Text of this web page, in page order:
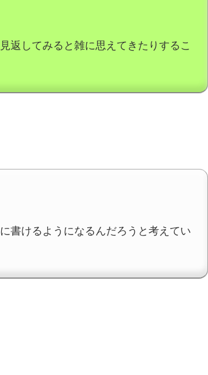
返してみると雑に思えてきたりするこ
書けるようになるんだろうと考えてい